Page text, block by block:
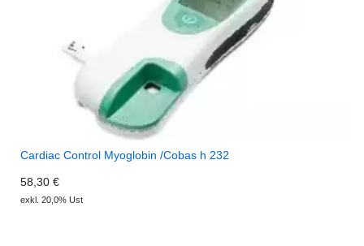
Cardiac Control Myoglobin /Cobas h 232
58,30 €
exkl. 20,0% Ust